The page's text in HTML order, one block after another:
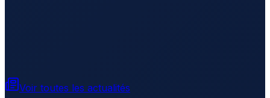
Voir toutes les actualités